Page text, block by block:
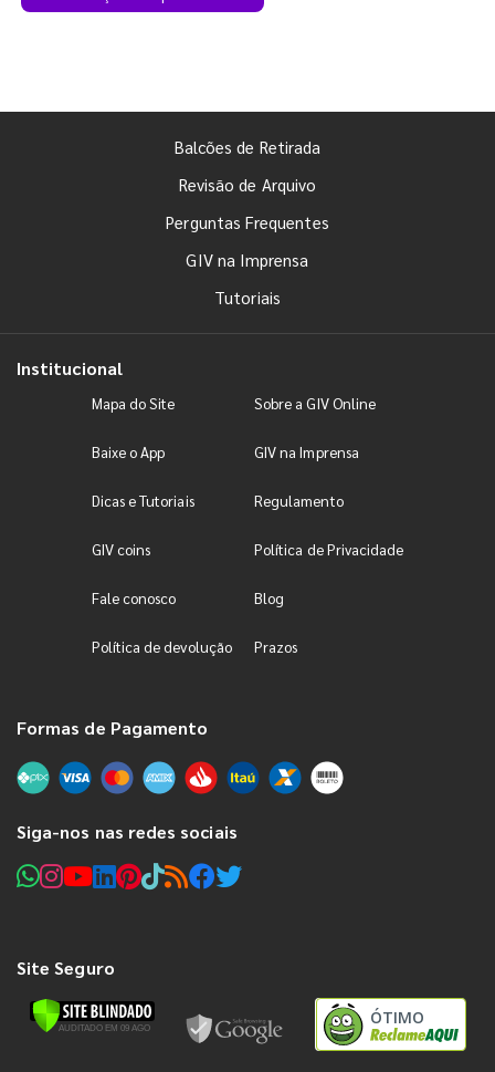
Balcões de Retirada
Revisão de Arquivo
Perguntas Frequentes
GIV na Imprensa
Tutoriais
Institucional
Mapa do Site Sobre a GIV Online
Baixe o App GIV na Imprensa
Dicas e Tutoriais Regulamento
GIV coins Política de Privacidade
Fale conosco Blog
Política de devolução Prazos
Formas de Pagamento
Siga-nos nas redes sociais
Site Seguro
ÓTIMO